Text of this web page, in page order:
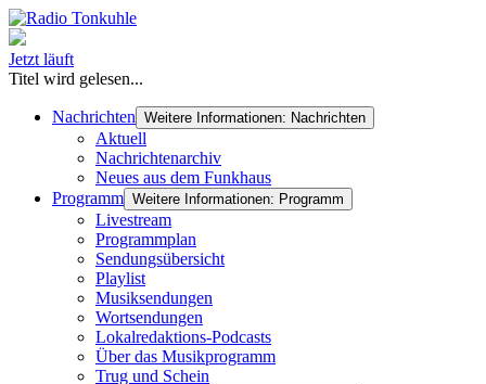
Jetzt läuft
Titel wird gelesen...
Nachrichten Weitere Informationen: Nachrichten
Aktuell
Nachrichtenarchiv
Neues aus dem Funkhaus
Programm Weitere Informationen: Programm
Livestream
Programmplan
Sendungsübersicht
Playlist
Musiksendungen
Wortsendungen
Lokalredaktions-Podcasts
Über das Musikprogramm
Trug und Schein